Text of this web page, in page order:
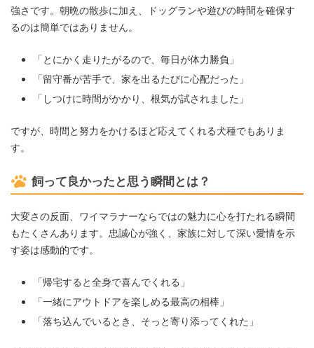
強さです。朝晩の散歩に加え、ドッグランや遊びの時間を確保す
るのは簡単ではありません。
「とにかく走りたがるので、毎日が体力勝負」
「留守番が苦手で、家を出るたびに心配だった」
「しつけに時間がかかり、根気が試されました」
ですが、時間と努力をかけるほど応えてくれる犬種でもありま
す。
飼って良かったと思う瞬間とは？
大変さの反面、ワイマラナーならではの魅力に心を打たれる瞬間
もたくさんあります。忠誠心が強く、家族に対して深い愛情を示
す姿は感動的です。
「帰宅すると全身で喜んでくれる」
「一緒にアウトドアを楽しめる最高の相棒」
「落ち込んでいるとき、そっと寄り添ってくれた」